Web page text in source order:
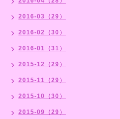
2016-03（29）
2016-02（30）
2016-01（31）
2015-12（29）
2015-11（29）
2015-10（30）
2015-09（29）